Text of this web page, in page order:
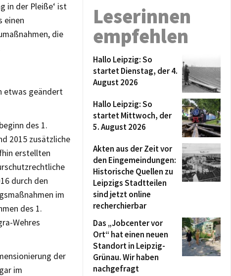
in der Pleiße‘ ist
einen
die
etwas geändert
des 1.
2015 zusätzliche
erstellten
durch den
im
des 1.
Wehres
der
im
Leserinnen
empfehlen
Hallo Leipzig: So
startet Dienstag, der 4.
August 2026
Hallo Leipzig: So
startet Mittwoch, der
5. August 2026
Akten aus der Zeit vor
den Eingemeindungen:
Historische Quellen zu
Leipzigs Stadtteilen
sind jetzt online
recherchierbar
Das „Jobcenter vor
Ort“ hat einen neuen
Standort in Leipzig-
Grünau. Wir haben
nachgefragt